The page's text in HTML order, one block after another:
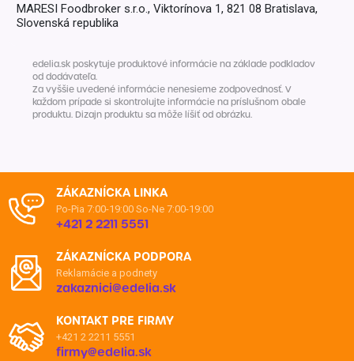
MARESI Foodbroker s.r.o., Viktorínova 1, 821 08 Bratislava,
Slovenská republika
edelia.sk poskytuje produktové informácie na základe podkladov
od dodávateľa.
Za vyššie uvedené informácie nenesieme zodpovednosť. V
každom prípade si skontrolujte informácie na príslušnom obale
produktu. Dizajn produktu sa môže líšiť od obrázku.
ZÁKAZNÍCKA LINKA
Po-Pia 7:00-19:00 So-Ne 7:00-19:00
+421 2 2211 5551
ZÁKAZNÍCKA PODPORA
Reklamácie a podnety
zakaznici@edelia.sk
KONTAKT PRE FIRMY
+421 2 2211 5551
firmy@edelia.sk